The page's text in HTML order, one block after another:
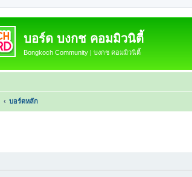
บอร์ด บงกช คอมมิวนิตี้
Bongkoch Community | บงกช คอมมิวนิตี้
บอร์ดหลัก